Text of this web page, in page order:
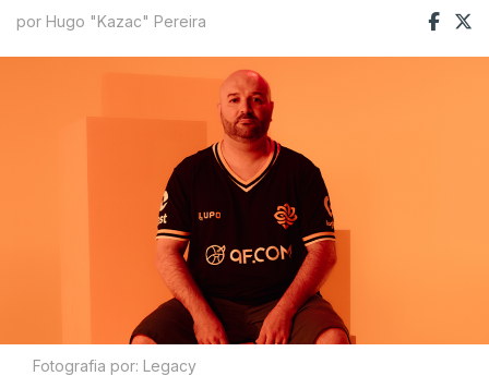
por Hugo "Kazac" Pereira
Fotografia por: Legacy